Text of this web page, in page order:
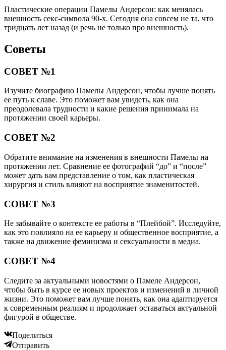
Пластические операции Памелы Андерсон: как менялась
внешность секс-символа 90-х. Сегодня она совсем не та, что
тридцать лет назад (и речь не только про внешность).
Советы
СОВЕТ №1
Изучите биографию Памелы Андерсон, чтобы лучше понять
ее путь к славе. Это поможет вам увидеть, как она
преодолевала трудности и какие решения принимала на
протяжении своей карьеры.
СОВЕТ №2
Обратите внимание на изменения в внешности Памелы на
протяжении лет. Сравнение ее фотографий “до” и “после”
может дать вам представление о том, как пластическая
хирургия и стиль влияют на восприятие знаменитостей.
СОВЕТ №3
Не забывайте о контексте ее работы в “Плейбой”. Исследуйте,
как это повлияло на ее карьеру и общественное восприятие, а
также на движение феминизма и сексуальности в медиа.
СОВЕТ №4
Следите за актуальными новостями о Памеле Андерсон,
чтобы быть в курсе ее новых проектов и изменений в личной
жизни. Это поможет вам лучше понять, как она адаптируется
к современным реалиям и продолжает оставаться актуальной
фигурой в обществе.
Поделиться
Отправить